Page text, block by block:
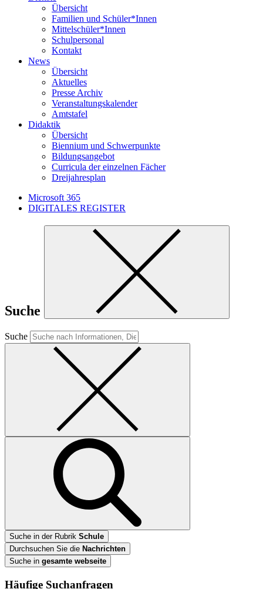
Übersicht
Familien und Schüler*Innen
Mittelschüler*Innen
Schulpersonal
Kontakt
News
Übersicht
Aktuelles
Presse Archiv
Veranstaltungskalender
Amtstafel
Didaktik
Übersicht
Biennium und Schwerpunkte
Bildungsangebot
Curricula der einzelnen Fächer
Dreijahresplan
Microsoft 365
DIGITALES REGISTER
Suche
Suche
Suche in der Rubrik Schule
Durchsuchen Sie die Nachrichten
Suche in gesamte webseite
Häufige Suchanfragen